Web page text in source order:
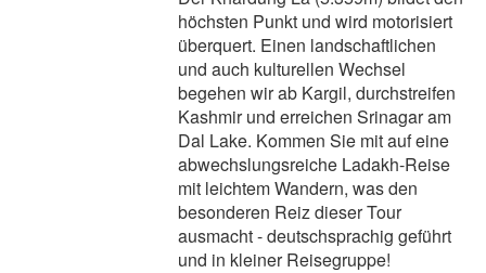
höchsten Punkt und wird motorisiert
überquert. Einen landschaftlichen
und auch kulturellen Wechsel
begehen wir ab Kargil, durchstreifen
Kashmir und erreichen Srinagar am
Dal Lake. Kommen Sie mit auf eine
abwechslungsreiche Ladakh-Reise
mit leichtem Wandern, was den
besonderen Reiz dieser Tour
ausmacht - deutschsprachig geführt
und in kleiner Reisegruppe!